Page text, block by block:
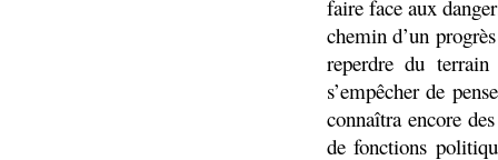
faire face aux
chemin d’un
reperdre du
s’empêcher de
connaîtra encore
de fonctions